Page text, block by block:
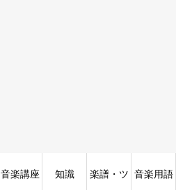
音楽講座 知識 楽譜・ツ 音楽用語